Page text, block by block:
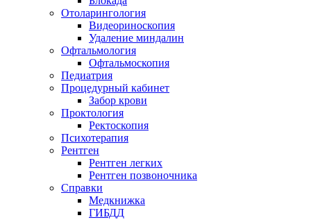
Отоларингология
Видеориноскопия
Удаление миндалин
Офтальмология
Офтальмоскопия
Педиатрия
Процедурный кабинет
Забор крови
Проктология
Ректоскопия
Психотерапия
Рентген
Рентген легких
Рентген позвоночника
Справки
Медкнижка
ГИБДД